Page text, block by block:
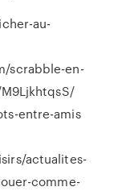
au-
scrabble-en-
entre-amis
actualites-
comme-